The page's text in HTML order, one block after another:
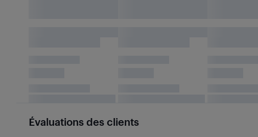
Évaluations des clients